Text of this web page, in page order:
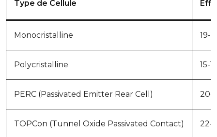
Type de Cellule
Monocristalline 19-
Polycristalline 15-
PERC (Passivated Emitter Rear Cell) 20-
TOPCon (Tunnel Oxide Passivated Contact) 22-